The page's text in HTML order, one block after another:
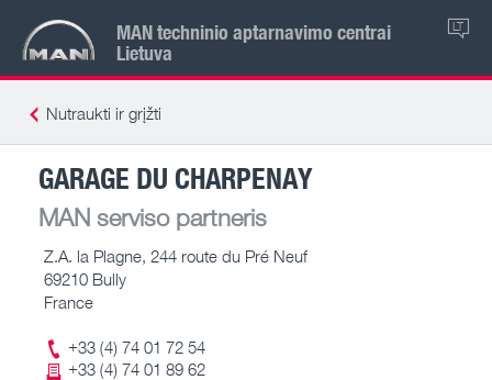
MAN techninio aptarnavimo centrai
Lietuva
LT
Nutraukti ir grįžti
GARAGE DU CHARPENAY
MAN serviso partneris
Z.A. la Plagne, 244 route du Pré Neuf
69210 Bully
France
+33 (4) 74 01 72 54
+33 (4) 74 01 89 62